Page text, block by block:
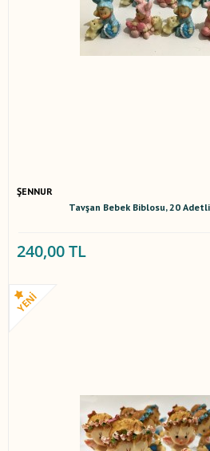
ŞENNUR
Tavşan Bebek Biblosu, 20
240,00 TL